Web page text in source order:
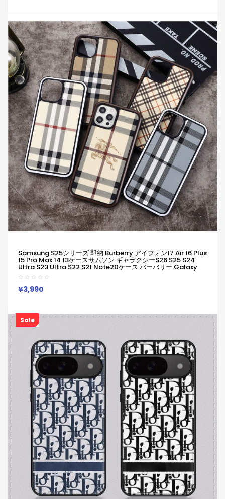
Samsung S25シリーズ 即納 Burberry アイフォン17 Air 16 Plus
15 Pro Max 14 13ケースサムソン ギャラクシーs26 S25 S24
Ultra S23 Ultra S22 S21 Note20ケース バーバリー Galaxy
S26 S25 S24 23 S24 Ultra カバー バーバリー Burberry アイフ
ォン17 Air 15 16 Plus Pro Maxカバー バーバリー クラシック チ
ェック ケース！
¥3,990
Sale